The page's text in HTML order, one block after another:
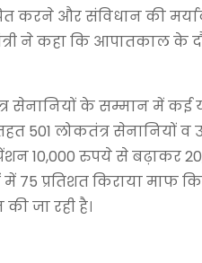
करने और संविधान की
ने कहा कि आपातकाल के
सेनानियों के सम्मान में कई
501 लोकतंत्र सेनानियों व
10,000 रुपये से बढ़ाकर
में 75 प्रतिशत किराया
जा रही है।